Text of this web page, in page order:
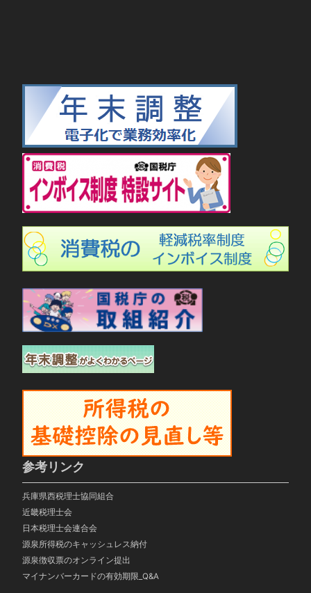
参考リンク
兵庫県西税理士協同組合
近畿税理士会
日本税理士会連合会
源泉所得税のキャッシュレス納付
源泉徴収票のオンライン提出
マイナンバーカードの有効期限_Q&A